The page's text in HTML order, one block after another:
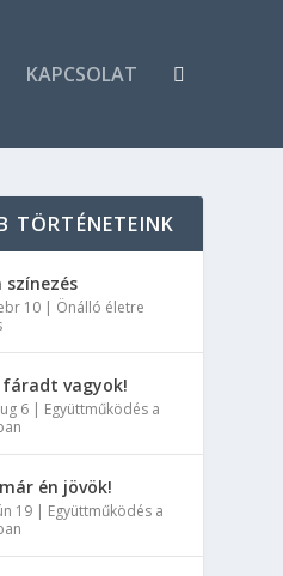
KAPCSOLAT
TÖRTÉNETEINK
színezés
10 | Önálló életre
fáradt vagyok!
6 | Együttműködés a
én jövök!
19 | Együttműködés a